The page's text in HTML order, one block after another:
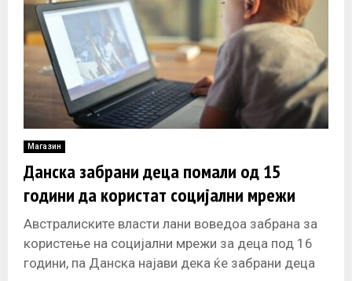
Магазин
Данска забрани деца помали од 15
години да користат социјални мрежи
Австралиските власти лани воведоа забрана за
користење на социјални мрежи за деца под 16
години, па Данска најави дека ќе забрани деца